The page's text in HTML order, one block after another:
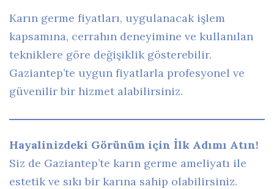
Karın germe fiyatları, uygulanacak işlem
kapsamına, cerrahın deneyimine ve kullanılan
tekniklere göre değişiklik gösterebilir.
Gaziantep’te uygun fiyatlarla profesyonel ve
güvenilir bir hizmet alabilirsiniz.
Hayalinizdeki Görünüm için İlk Adımı Atın!
Siz de Gaziantep’te karın germe ameliyatı ile
estetik ve sıkı bir karına sahip olabilirsiniz.